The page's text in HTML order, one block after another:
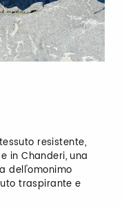
resistente,
in Chanderi, una
dell'omonimo
traspirante e